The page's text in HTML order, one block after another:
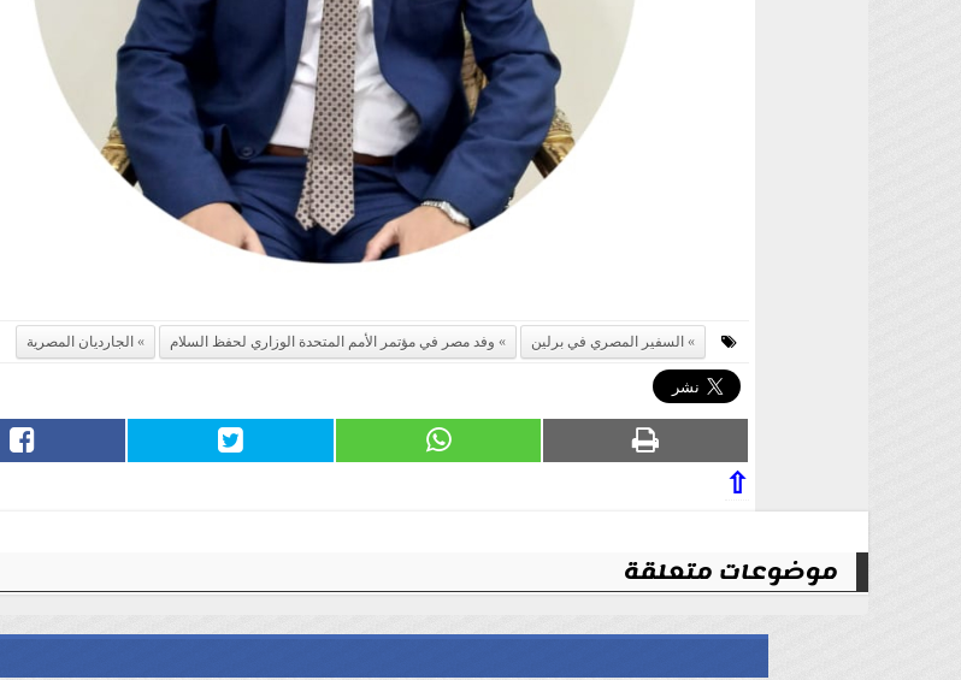
السفير المصري في برلين وفد مصر في مؤتمر الأمم المتحدة الوزاري لحفظ السلام الجارديان المصرية
⇧
موضوعات متعلقة